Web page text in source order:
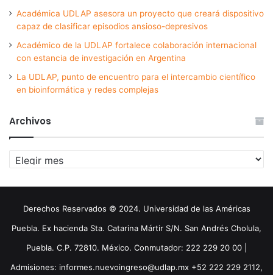
Académica UDLAP asesora un proyecto que creará dispositivo
capaz de clasificar episodios ansioso-depresivos
Académico de la UDLAP fortalece colaboración internacional
con estancia de investigación en Argentina
La UDLAP, punto de encuentro para el intercambio científico
en bioinformática y redes complejas
Archivos
Archivos
Derechos Reservados © 2024. Universidad de las Américas
Puebla. Ex hacienda Sta. Catarina Mártir S/N. San Andrés Cholula,
Puebla. C.P. 72810. México. Conmutador: 222 229 20 00 |
Admisiones: informes.nuevoingreso@udlap.mx +52 222 229 2112,